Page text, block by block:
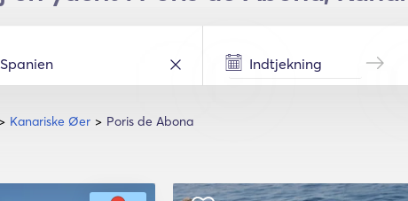
Kanariske Øer Poris de Abona